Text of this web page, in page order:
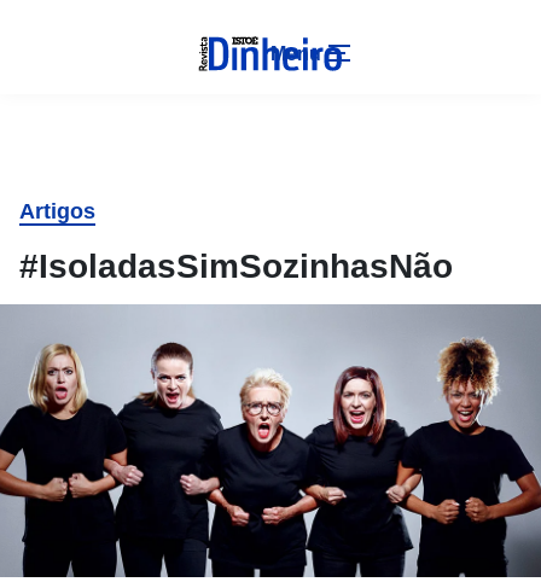
Menu
Artigos
#IsoladasSimSozinhasNão